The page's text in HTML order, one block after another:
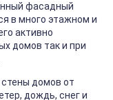
фасадный
в много этажном и
активно
домов так и при
домов от
дождь, снег и